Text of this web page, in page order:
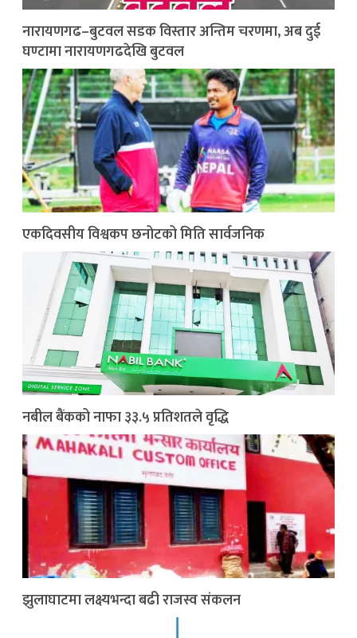
नारायणगढ–बुटवल सडक विस्तार अन्तिम चरणमा, अब दुई
घण्टामा नारायणगढदेखि बुटवल
एकदिवसीय विश्वकप छनोटको मिति सार्वजनिक
नबील बैंकको नाफा ३३.५ प्रतिशतले वृद्धि
झुलाघाटमा लक्ष्यभन्दा बढी राजस्व संकलन